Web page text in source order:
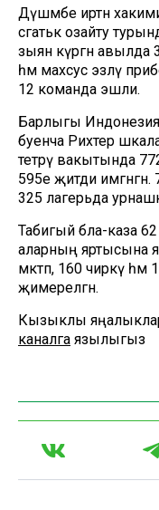
Дүшәмбе иртән
сәгатькә озайту
зыян күргән авылда
һәм махсус эзләү
12 команда эшли.
Барлыгы
буенча Рихтер
тетрәү вакытында
595е җитди
325 лагерьда
Табигый бәла-каза
аларның яртысына
мәктәп, 160 чиркәү
җимерелгән.
Кызыклы
каналга язылыгыз